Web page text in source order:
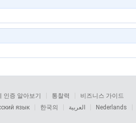
인증 알아보기 통찰력
비즈니스 가이드
язык 한국의 العربية Nederlands